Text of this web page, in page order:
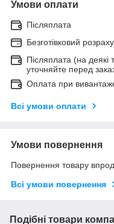
Умови оплати
Післяплата
Безготівковий
Післяплата (на
уточняйте перед
Оплата при
Всі умови оплати
Умови повернення
Повернення товару
Всі умови повернення
Подібні товари